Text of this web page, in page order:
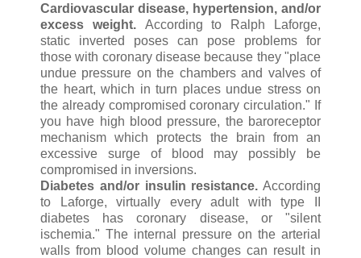
Cardiovascular disease, hypertension, and/or
excess weight. According to Ralph Laforge,
static inverted poses can pose problems for
those with coronary disease because they "place
undue pressure on the chambers and valves of
the heart, which in turn places undue stress on
the already compromised coronary circulation." If
you have high blood pressure, the baroreceptor
mechanism which protects the brain from an
excessive surge of blood may possibly be
compromised in inversions.
Diabetes and/or insulin resistance. According
to Laforge, virtually every adult with type II
diabetes has coronary disease, or "silent
ischemia." The internal pressure on the arterial
walls from blood volume changes can result in